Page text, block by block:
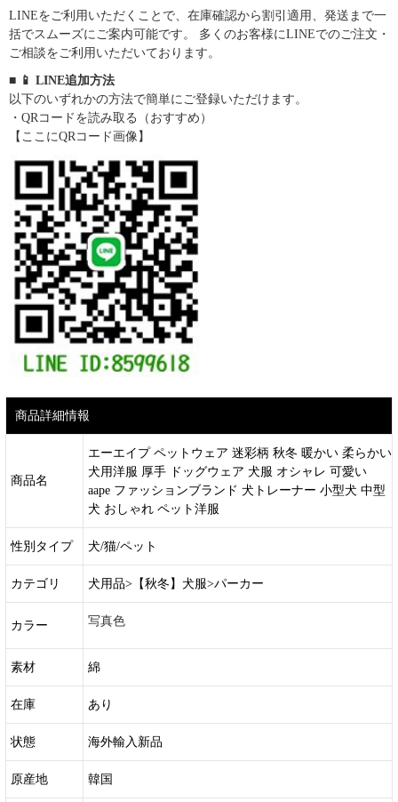
LINEをご利用いただくことで、在庫確認から割引適用、発送まで一
括でスムーズにご案内可能です。 多くのお客様にLINEでのご注文・
ご相談をご利用いただいております。
■ 📱 LINE追加方法
以下のいずれかの方法で簡単にご登録いただけます。
・QRコードを読み取る（おすすめ）
【ここにQRコード画像】
商品詳細情報
商品名
エーエイプ ペットウェア 迷彩柄 秋冬 暖かい 柔らかい
犬用洋服 厚手 ドッグウェア 犬服 オシャレ 可愛い
aape ファッションブランド 犬トレーナー 小型犬 中型
犬 おしゃれ ペット洋服
性別タイプ 犬/猫/ペット
カテゴリ 犬用品>【秋冬】犬服>パーカー
カラー 写真色
素材 綿
在庫 あり
状態 海外輸入新品
原産地 韓国